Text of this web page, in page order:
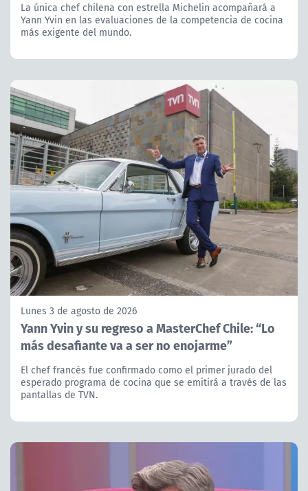
La única chef chilena con estrella Michelin acompañará a
Yann Yvin en las evaluaciones de la competencia de cocina
más exigente del mundo.
Lunes 3 de agosto de 2026
Yann Yvin y su regreso a MasterChef Chile: “Lo
más desafiante va a ser no enojarme”
El chef francés fue confirmado como el primer jurado del
esperado programa de cocina que se emitirá a través de las
pantallas de TVN.